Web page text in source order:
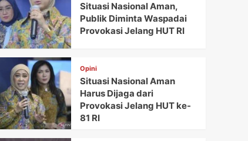
Situasi Nasional Aman,
Publik Diminta Waspadai
Provokasi Jelang HUT RI
Opini
Situasi Nasional Aman
Harus Dijaga dari
Provokasi Jelang HUT ke-
81 RI